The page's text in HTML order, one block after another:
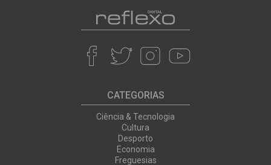
CATEGORIAS
Ciência & Tecnologia
Cultura
Desporto
Economia
Freguesias